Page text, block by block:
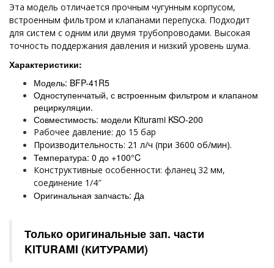
Эта модель отличается прочным чугунным корпусом,
встроенным фильтром и клапанами перепуска. Подходит
для систем с одним или двумя трубопроводами. Высокая
точность поддержания давления и низкий уровень шума.
Характеристики:
Модель: BFP-41R5
Одноступенчатый, с встроенным фильтром и клапаном
рециркуляции.
Совместимость: модели Kiturami KSO-200
Рабочее давление: до 15 бар
Производительность: 21 л/ч (при 3600 об/мин).
Температура: 0 до +100°C
Конструктивные особенности: фланец 32 мм,
соединение 1/4″
Оригинальная запчасть: Да
Только оригинальные зап. части
KITURAMI (КИТУРАМИ)